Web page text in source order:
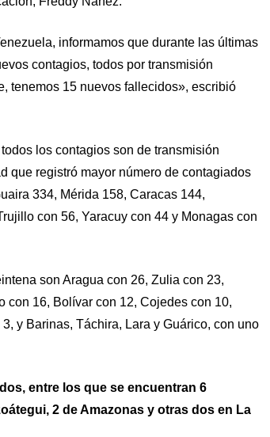
informamos que durante las últimas
contagios, todos por transmisión
tenemos 15 nuevos fallecidos», escribió
los contagios son de transmisión
que registró mayor número de contagiados
334, Mérida 158, Caracas 144,
con 56, Yaracuy con 44 y Monagas con
son Aragua con 26, Zulia con 23,
con 16, Bolívar con 12, Cojedes con 10,
y Barinas, Táchira, Lara y Guárico, con uno
entre los que se encuentran 6
2 de Amazonas y otras dos en La